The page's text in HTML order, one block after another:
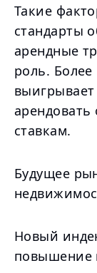
Такие
стандарты
арендные
роль.
ставкам.
Будущее
Новый
повышение